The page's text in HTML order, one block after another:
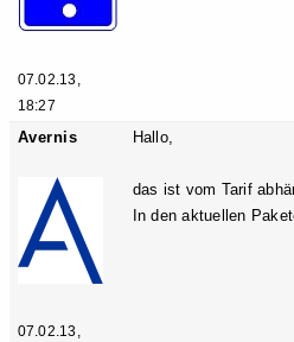
07.02.13,
18:27
Avernis
07.02.13,
Hallo,
das ist vom Tarif
In den aktuellen